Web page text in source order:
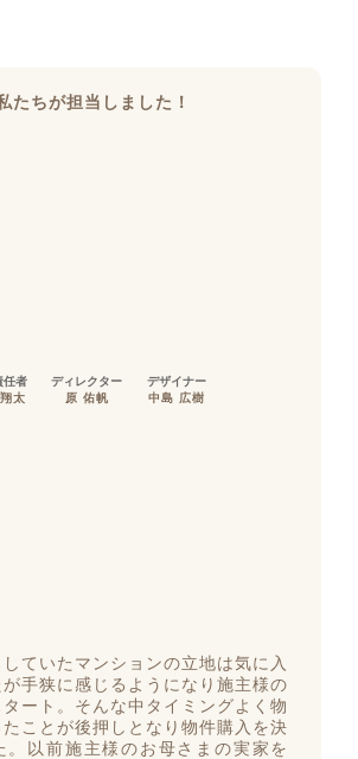
たちが担当しました！
任者
太
ディレクター
原 佑帆
デザイナー
中島 広樹
ていたマンションの立地は気に入
手狭に感じるようになり施主様の
ート。そんな中タイミングよく物
ことが後押しとなり物件購入を決
。以前施主様のお母さまの実家を